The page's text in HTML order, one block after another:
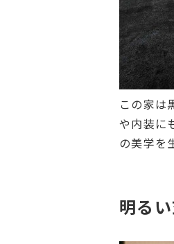
この家は
や内装に
の美学を
明る